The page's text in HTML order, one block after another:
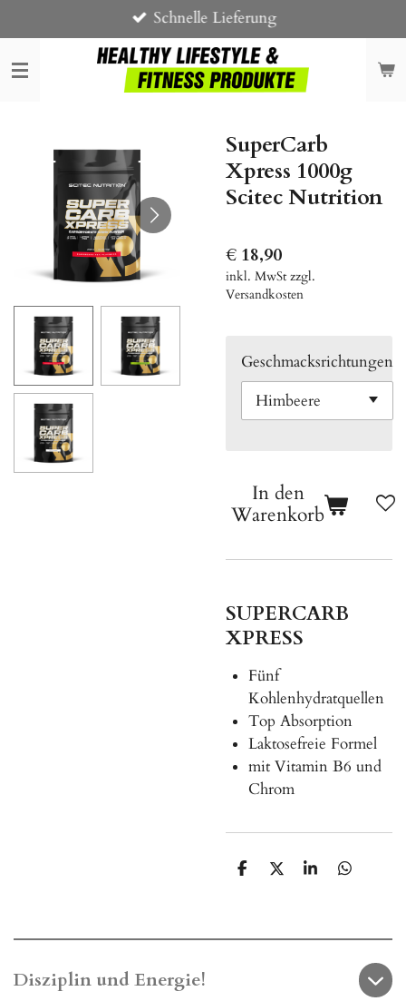
Hauptinhalt
springen
Schnelle Lieferung
SuperCarb
Xpress 1000g
Scitec Nutrition
€ 18,90
inkl. MwSt zzgl.
Versandkosten
Geschmacksrichtungen
In den
Warenkorb
SUPERCARB
XPRESS
Fünf
Kohlenhydratquellen
Top Absorption
Laktosefreie Formel
mit Vitamin B6 und
Chrom
T
e
T
e
T
e
T
e
Disziplin und Energie!